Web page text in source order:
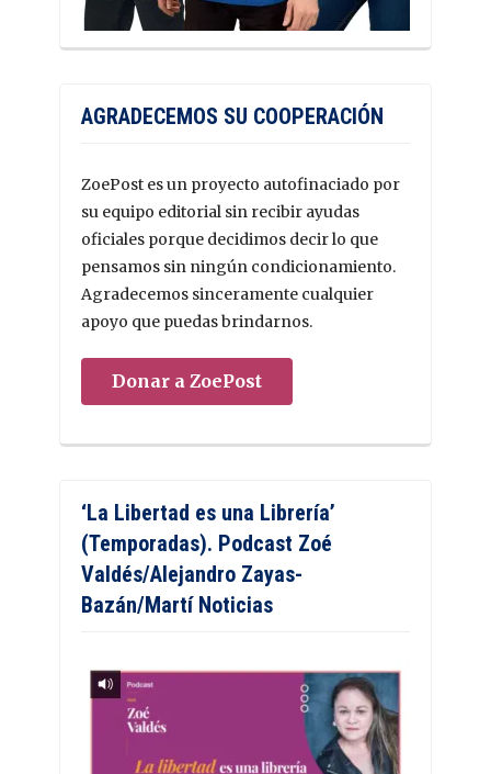
AGRADECEMOS SU COOPERACIÓN
ZoePost es un proyecto autofinaciado por
su equipo editorial sin recibir ayudas
oficiales porque decidimos decir lo que
pensamos sin ningún condicionamiento.
Agradecemos sinceramente cualquier
apoyo que puedas brindarnos.
Donar a ZoePost
‘La Libertad es una Librería’
(Temporadas). Podcast Zoé
Valdés/Alejandro Zayas-
Bazán/Martí Noticias